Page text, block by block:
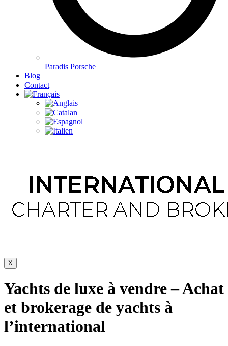
Paradis Porsche
Blog
Contact
X
Yachts de luxe à vendre – Achat
et brokerage de yachts à
l’international